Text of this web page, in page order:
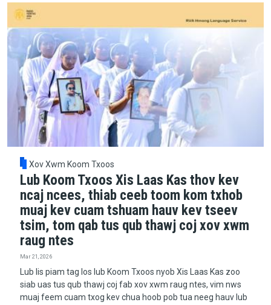
Xov Xwm Koom Txoos
Lub Koom Txoos Xis Laas Kas thov kev
ncaj ncees, thiab ceeb toom kom txhob
muaj kev cuam tshuam hauv kev tseev
tsim, tom qab tus qub thawj coj xov xwm
raug ntes
Mar 21, 2026
Lub lis piam tag los lub Koom Txoos nyob Xis Laas Kas zoo
siab uas tus qub thawj coj fab xov xwm raug ntes, vim nws
muaj feem cuam txog kev chua hoob pob tua neeg hauv lub